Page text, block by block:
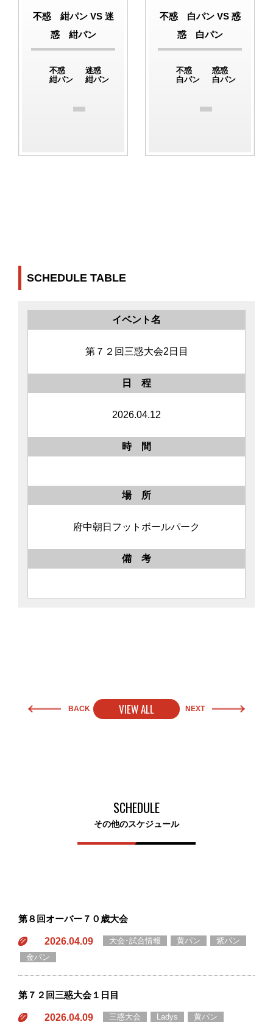
不惑 紺パン VS 迷
惑 紺パン
不惑
紺パン
迷惑
紺パン
不惑 白パン VS 惑
惑 白パン
不惑
白パン
惑惑
白パン
SCHEDULE TABLE
イベント名
第７２回三惑大会2日目
日 程
2026.04.12
時 間
場 所
府中朝日フットボールパーク
備 考
BACK VIEW ALL NEXT
SCHEDULE
その他のスケジュール
第８回オーバー７０歳大会
2026.04.09 大会･試合情報 黄パン
紫パン
金パン
第７２回三惑大会１日目
2026.04.09 三惑大会 Ladys 黄パン